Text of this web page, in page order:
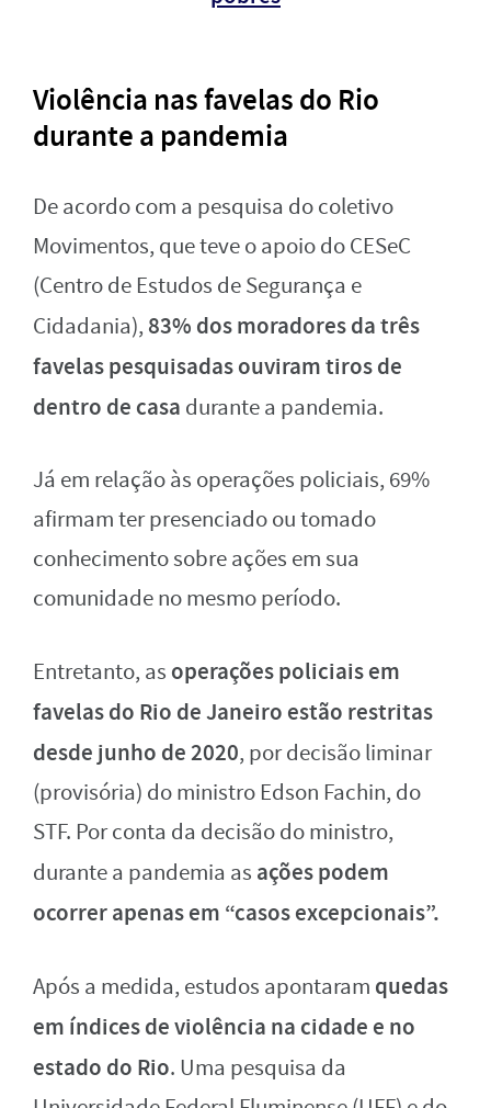
Violência nas favelas do Rio
durante a pandemia
De acordo com a pesquisa do coletivo
Movimentos, que teve o apoio do CESeC
(Centro de Estudos de Segurança e
Cidadania), 83% dos moradores da três
favelas pesquisadas ouviram tiros de
dentro de casa durante a pandemia.
Já em relação às operações policiais, 69%
afirmam ter presenciado ou tomado
conhecimento sobre ações em sua
comunidade no mesmo período.
Entretanto, as operações policiais em
favelas do Rio de Janeiro estão restritas
desde junho de 2020, por decisão liminar
(provisória) do ministro Edson Fachin, do
STF. Por conta da decisão do ministro,
durante a pandemia as ações podem
ocorrer apenas em “casos excepcionais”.
Após a medida, estudos apontaram quedas
em índices de violência na cidade e no
estado do Rio. Uma pesquisa da